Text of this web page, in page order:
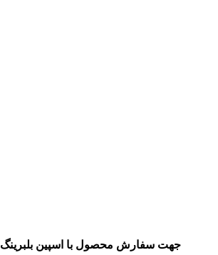
جهت سفارش محصولبا اسپین بلبرینگ